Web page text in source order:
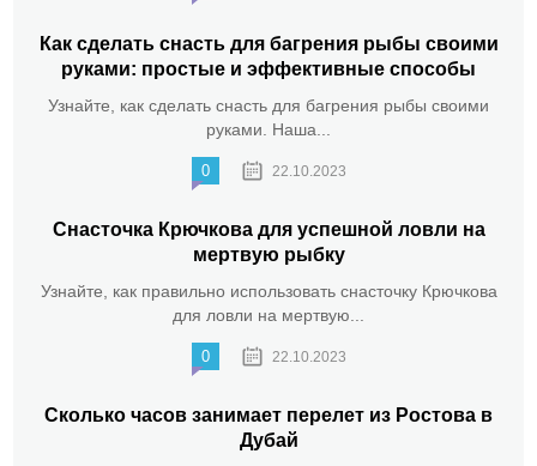
Как сделать снасть для багрения рыбы своими
руками: простые и эффективные способы
Узнайте, как сделать снасть для багрения рыбы своими
руками. Наша...
0 22.10.2023
Снасточка Крючкова для успешной ловли на
мертвую рыбку
Узнайте, как правильно использовать снасточку Крючкова
для ловли на мертвую...
0 22.10.2023
Сколько часов занимает перелет из Ростова в
Дубай